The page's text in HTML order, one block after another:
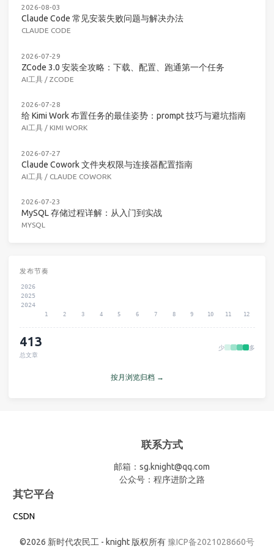
2026-08-03
Claude Code 常见安装失败问题与解决办法
CLAUDE CODE
2026-07-29
ZCode 3.0 安装全攻略：下载、配置、跑通第一个任务
AI工具 / ZCODE
2026-07-28
给 Kimi Work 布置任务的最佳姿势：prompt 技巧与避坑指南
AI工具 / KIMI WORK
2026-07-27
Claude Cowork 文件夹权限与连接器配置指南
AI工具 / CLAUDE COWORK
2026-07-23
MySQL 存储过程详解：从入门到实战
MYSQL
发布节奏
2026
2025
2024
1 2 3 4 5 6 7 8 9 10 11 12
413
总文章
少 多
按月浏览归档 →
联系方式
邮箱：sg.knight@qq.com
公众号：程序进阶之路
其它平台
CSDN
©2026 新时代农民工 - knight 版权所有豫ICP备2021028660号